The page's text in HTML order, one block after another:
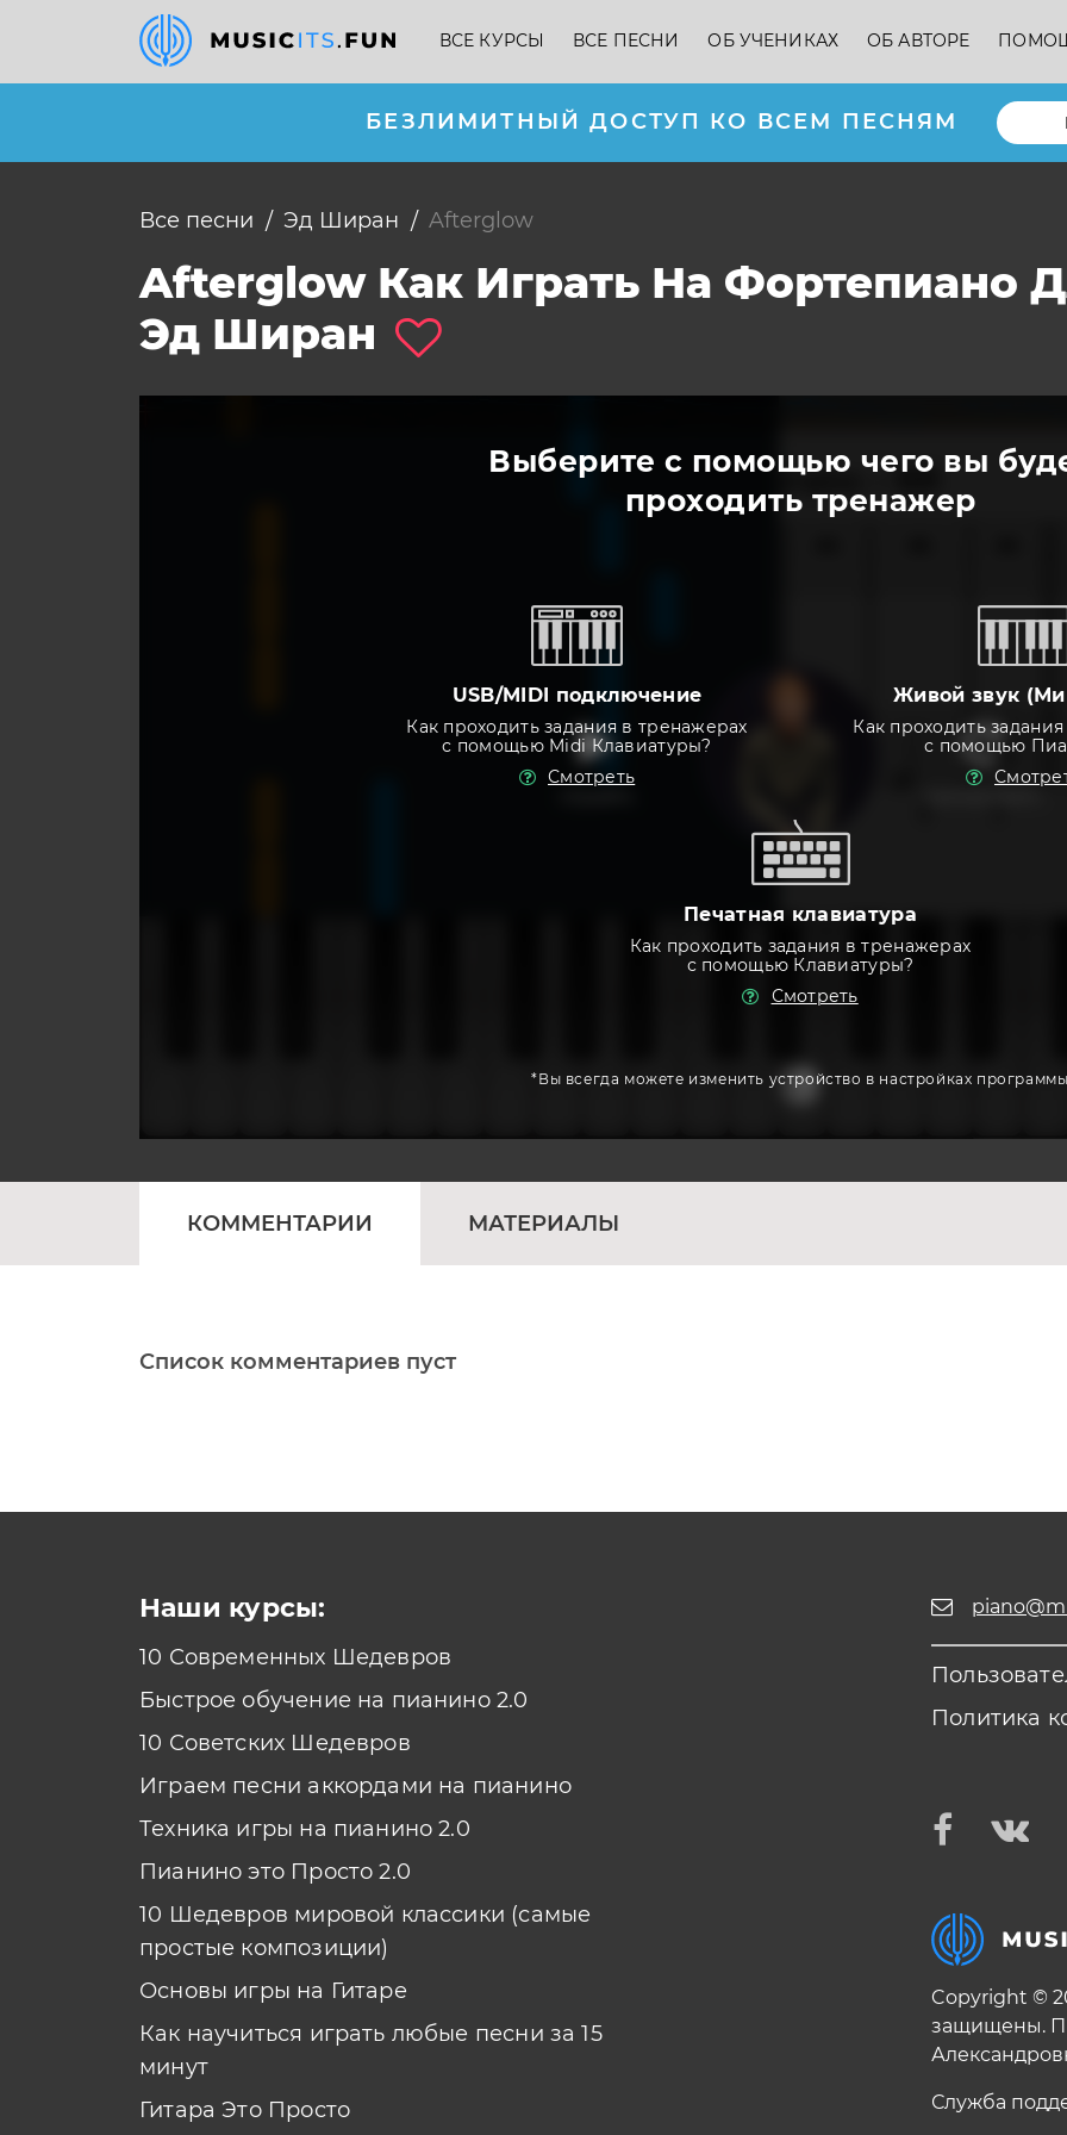
ВСЕ КУРСЫ ВСЕ ПЕСНИ ОБ УЧЕНИКАХ ОБ АВТОРЕ
БЕЗЛИМИТНЫЙ ДОСТУП КО ВСЕМ ПЕСНЯМ
Все песни Эд Ширан Afterglow
Afterglow Как Играть На Фортепиано
Эд Ширан
Выберите с помощью чего вы
проходить тренажер
USB/MIDI подключение
Как проходить задания в тренажерах
с помощью Midi Клавиатуры?
Смотреть
Живой звук
Как проходить
с помощью
Печатная клавиатура
Как проходить задания в тренажерах
с помощью Клавиатуры?
Смотреть
*Вы всегда можете изменить устройство в настройках
КОММЕНТАРИИ МАТЕРИАЛЫ
Список комментариев пуст
Наши курсы:
10 Современных Шедевров
Быстрое обучение на пианино 2.0
10 Советских Шедевров
Играем песни аккордами на пианино
Техника игры на пианино 2.0
Пианино это Просто 2.0
10 Шедевров мировой классики (самые
простые композиции)
Основы игры на Гитаре
Как научиться играть любые песни за 15
минут
Гитара Это Просто
Политика
Copyright ©
защищены.
Служба